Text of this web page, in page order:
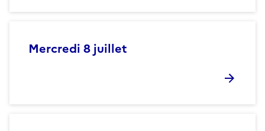
Mercredi 8 juillet